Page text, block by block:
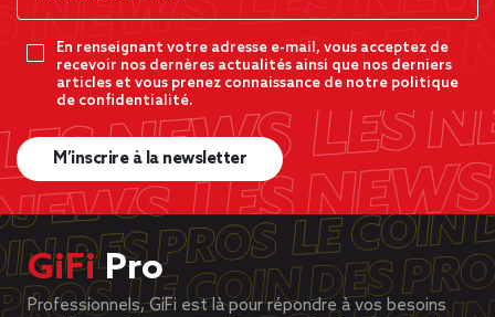
En renseignant votre adresse e-mail, vous acceptez de
recevoir nos dernères actualités ainsi que nos derniers
articles et vous prenez connaissance de notre politique
de confidentialité.
M’inscrire à la newsletter
GiFiPro
Professionnels, GiFi est là pour répondre à vos besoins